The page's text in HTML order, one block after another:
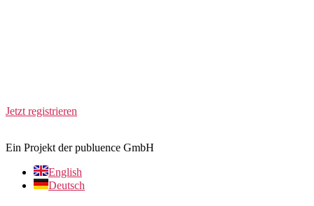
Jetzt registrieren
Ein Projekt der publuence GmbH
English
Deutsch